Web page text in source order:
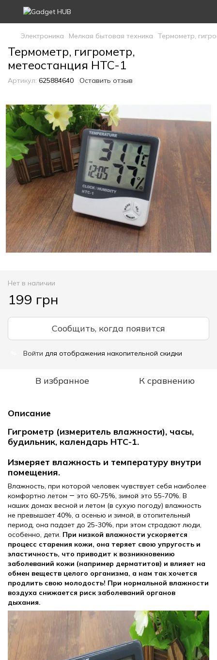
Электроника Мелкая бытовая техника Термометр,
Термометр, гигрометр,
метеостанция HTC-1
Артикул: 625884640 Оставить отзыв
Нет в наличии
199 грн
Сообщить, когда появится
Войти для отображения накопительной скидки
В избранное К сравнению
Описание
Гигрометр (измеритель влажности), часы,
будильник, календарь НТС-1.
Измеряет влажность и температуру внутри
помещения.
Влажность, при которой человек чувствует себя наиболее
комфортно летом ― это 60-75%, зимой это 55-70%. В
наших домах весной и летом (в сухую погоду) влажность
не превышает 40%, а осенью и зимой, в отопительный
период, она падает до 25-30%, при этом страдают люди,
особенно, дети. При низкой влажности ускоряется
процесс старения кожи, она теряет свою упругость и
эластичность, что приводит к возникновению
заболеваний кожи (например дерматитов) и влияет на
обмен веществ целого организма, а нам так хочется
продлить свою молодость! При нормальной влажности
воздуха снижается риск заболеваний органов
дыхания.